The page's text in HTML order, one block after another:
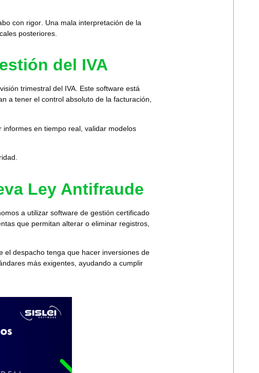
con rigor . Una mala interpretación de la
posteriores.
del IVA
trimestral del IVA. Este software está
a tener el control absoluto de la facturación,
informes en tiempo real, validar modelos
Ley Antifraude
a utilizar software de gestión certificado
que permitan alterar o eliminar registros
el despacho tenga que hacer inversiones de
más exigentes , ayudando a cumplir